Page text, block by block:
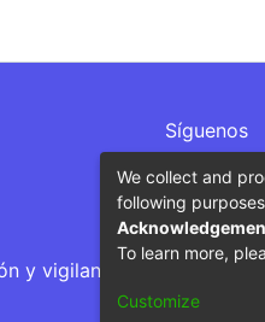
Síguenos
y vigilancia por parte del
We collect and
following
To learn more,
Customize